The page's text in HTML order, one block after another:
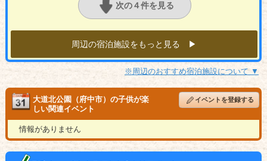
次の４件を見る
周辺の宿泊施設をもっと見る ▶︎
※周辺のおすすめ宿泊施設について ▼
大道北公園（府中市）の子供が楽
しい関連イベント
イベントを登録する
情報がありません